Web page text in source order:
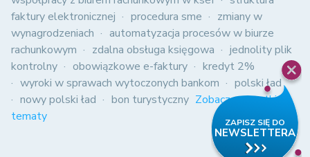
faktury elektronicznej
procedura sme
zmiany w
wynagrodzeniach
automatyzacja procesów w biurze
rachunkowym
zdalna obsługa księgowa
jednolity plik
kontrolny
obowiązkowe e-faktury
kredyt 2%
wyroki w sprawach wytoczonych bankom
polski ład
nowy polski ład
bon turystyczny Zobacz wszystkie
tematy